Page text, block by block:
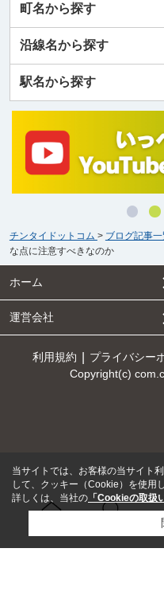
町名から探す
沿線名から探す
駅名から探す
チンタイドットコム > ブログ記事
な点に注意すべきなのか
ホーム
運営会社
利用規約 プライバシー
Copyright(c)
当サイトでは、お客様の当サイト
して、クッキー（Cookie）を使用
詳しくは、当社の 「Cookieの取扱